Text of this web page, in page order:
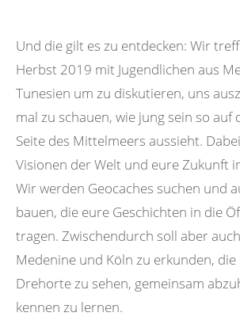
Und die gilt es zu entdecken: Wir
Herbst 2019 mit Jugendlichen aus
Tunesien um zu diskutieren, uns
mal zu schauen, wie jung sein so auf
Seite des Mittelmeers aussieht.
Visionen der Welt und eure Zukunft
Wir werden Geocaches suchen und
bauen, die eure Geschichten in die
tragen. Zwischendurch soll aber
Medenine und Köln zu erkunden, die
Drehorte zu sehen, gemeinsam
kennen zu lernen.